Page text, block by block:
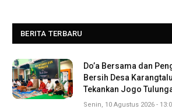
BERITA TERBARU
Do’a Bersama dan
Bersih Desa
Tekankan Jogo
Senin, 10 Agustus 2026 -